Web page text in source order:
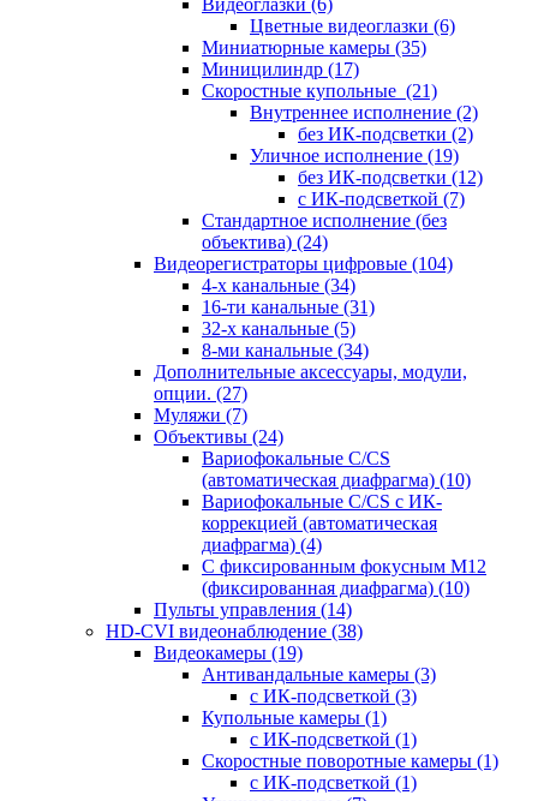
Видеоглазки (6)
Цветные видеоглазки (6)
Миниатюрные камеры (35)
Миницилиндр (17)
Скоростные купольные (21)
Внутреннее исполнение (2)
без ИК-подсветки (2)
Уличное исполнение (19)
без ИК-подсветки (12)
с ИК-подсветкой (7)
Стандартное исполнение (без
объектива) (24)
Видеорегистраторы цифровые (104)
4-х канальные (34)
16-ти канальные (31)
32-х канальные (5)
8-ми канальные (34)
Дополнительные аксессуары, модули,
опции. (27)
Муляжи (7)
Объективы (24)
Вариофокальные C/CS
(автоматическая диафрагма) (10)
Вариофокальные C/CS с ИК-
коррекцией (автоматическая
диафрагма) (4)
С фиксированным фокусным М12
(фиксированная диафрагма) (10)
Пульты управления (14)
HD-CVI видеонаблюдение (38)
Видеокамеры (19)
Антивандальные камеры (3)
с ИК-подсветкой (3)
Купольные камеры (1)
с ИК-подсветкой (1)
Скоростные поворотные камеры (1)
с ИК-подсветкой (1)